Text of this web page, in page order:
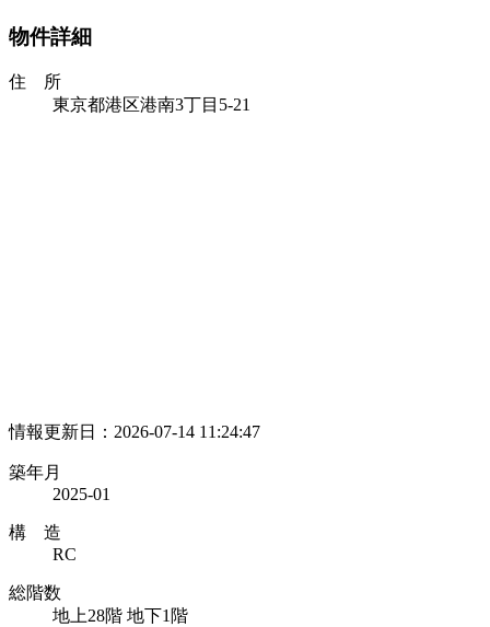
物件詳細
住 所
東京都港区港南3丁目5-21
情報更新日：2026-07-14 11:24:47
築年月
2025-01
構 造
RC
総階数
地上28階 地下1階